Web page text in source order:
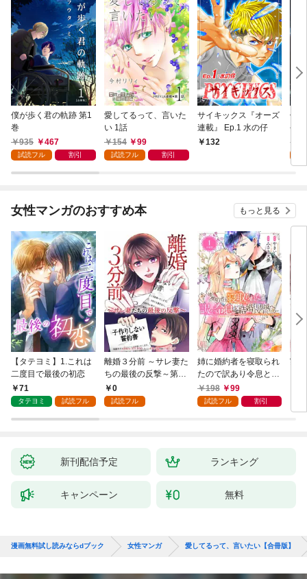
僕が歩く君の軌跡 第1
巻
935
467
試読フル 割引
愛してるって、言いた
い 1話
154
99
試読フル 割引
サイキックス『オーズ
連載』 Ep.1 水の仔
132
僕
今
女性マンガのおすすめ本 もっと見る
【タテヨミ】1.これは
二度目で最後の初恋
71
タテヨミ 試読フル
離婚３分前 ～サレ妻た
ちの最後の反撃～第1
話0
試読フル
姉に婚約者を寝取られ
たので訳あり令息と結
婚して辺境へと向かい
ます ～苦労の先に待っ
198 99
試読フル 割引
実
新刊配信予定 ランキング
キャンペーン 無料
漫画無料試し読みならdブック 女性マンガ 愛してるって、言いたい【合冊版】